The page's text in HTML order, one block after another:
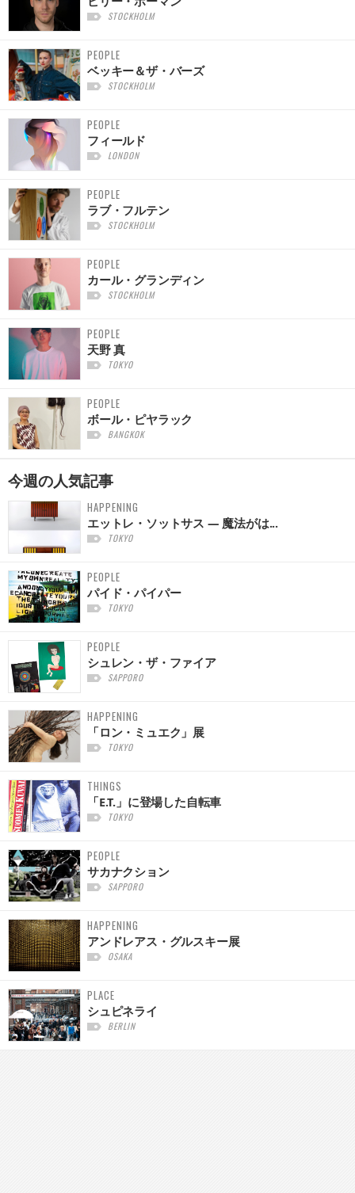
STOCKHOLM
PEOPLE
ベッキー＆ザ・バーズ
STOCKHOLM
PEOPLE
フィールド
LONDON
PEOPLE
ラブ・フルテン
STOCKHOLM
PEOPLE
カール・グランディン
STOCKHOLM
PEOPLE
天野 真
TOKYO
PEOPLE
ボール・ピヤラック
BANGKOK
今週の人気記事
HAPPENING
エットレ・ソットサス — 魔法がは...
TOKYO
PEOPLE
パイド・パイパー
TOKYO
PEOPLE
シュレン・ザ・ファイア
SAPPORO
HAPPENING
「ロン・ミュエク」展
TOKYO
THINGS
「E.T.」に登場した自転車
TOKYO
PEOPLE
サカナクション
SAPPORO
HAPPENING
アンドレアス・グルスキー展
OSAKA
PLACE
シュピネライ
BERLIN